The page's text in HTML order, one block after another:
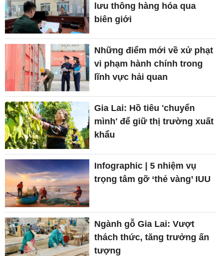
lưu thông hàng hóa qua
biên giới
Những điểm mới về xử phạt
vi phạm hành chính trong
lĩnh vực hải quan
Gia Lai: Hồ tiêu 'chuyển
mình' để giữ thị trường xuất
khẩu
Infographic | 5 nhiệm vụ
trọng tâm gỡ ‘thẻ vàng’ IUU
Ngành gỗ Gia Lai: Vượt
thách thức, tăng trưởng ấn
tượng